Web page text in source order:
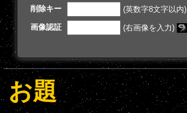
削除キー (英数字8文字以内)
画像認証
(右画像を入力)
お題